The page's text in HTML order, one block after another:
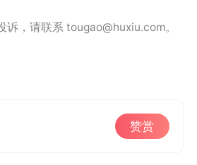
诉，请联系 tougao@huxiu.com。
赞赏